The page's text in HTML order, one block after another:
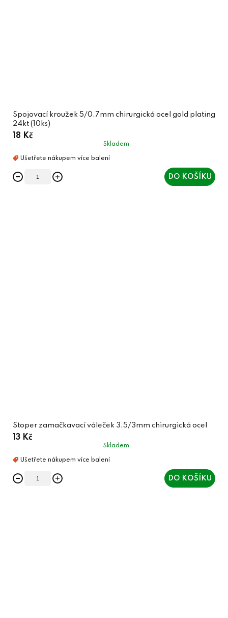
Spojovací kroužek 5/0,7mm chirurgická ocel gold plating
24kt (10ks)
18 Kč
Skladem
DO KOŠÍKU
Stoper zamačkavací váleček 3,5/3mm chirurgická ocel
13 Kč
Skladem
DO KOŠÍKU